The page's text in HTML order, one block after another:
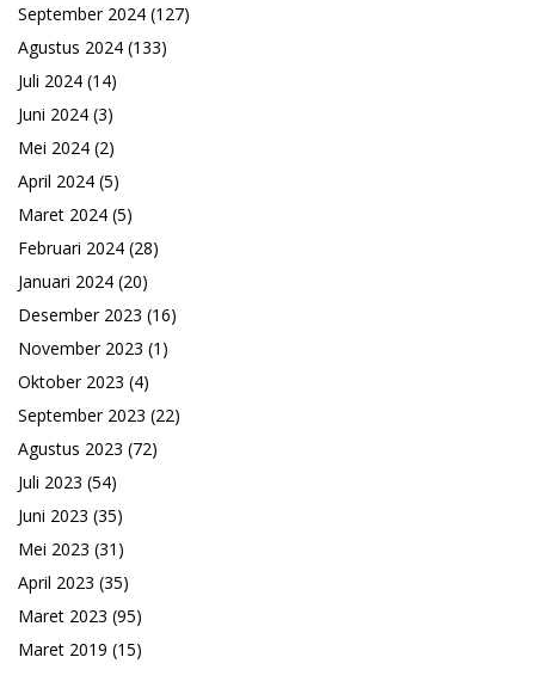
September 2024 (127)
Agustus 2024 (133)
Juli 2024 (14)
Juni 2024 (3)
Mei 2024 (2)
April 2024 (5)
Maret 2024 (5)
Februari 2024 (28)
Januari 2024 (20)
Desember 2023 (16)
November 2023 (1)
Oktober 2023 (4)
September 2023 (22)
Agustus 2023 (72)
Juli 2023 (54)
Juni 2023 (35)
Mei 2023 (31)
April 2023 (35)
Maret 2023 (95)
Maret 2019 (15)